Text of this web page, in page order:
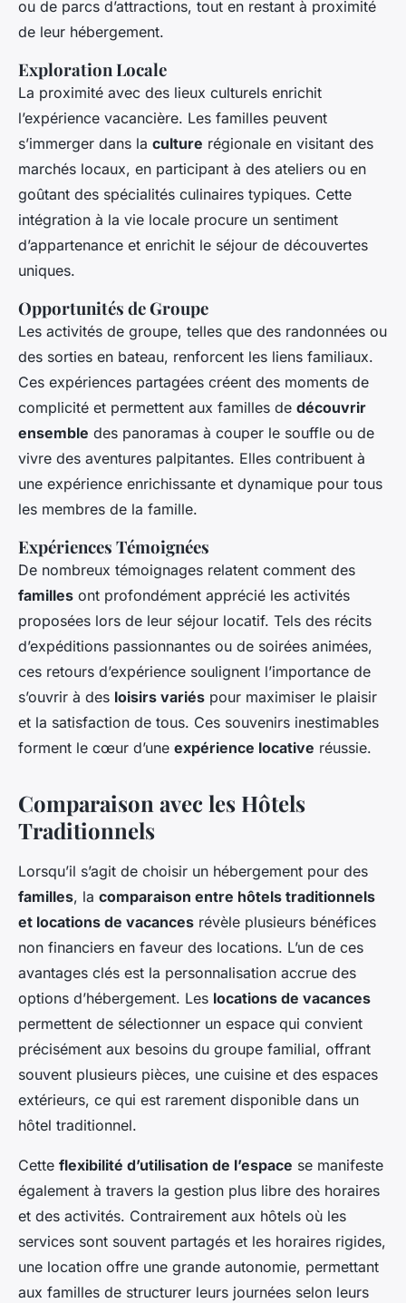
ou de parcs d’attractions, tout en restant à proximité
de leur hébergement.
Exploration Locale
La proximité avec des lieux culturels enrichit
l’expérience vacancière. Les familles peuvent
s’immerger dans la culture régionale en visitant des
marchés locaux, en participant à des ateliers ou en
goûtant des spécialités culinaires typiques. Cette
intégration à la vie locale procure un sentiment
d’appartenance et enrichit le séjour de découvertes
uniques.
Opportunités de Groupe
Les activités de groupe, telles que des randonnées ou
des sorties en bateau, renforcent les liens familiaux.
Ces expériences partagées créent des moments de
complicité et permettent aux familles de découvrir
ensemble des panoramas à couper le souffle ou de
vivre des aventures palpitantes. Elles contribuent à
une expérience enrichissante et dynamique pour tous
les membres de la famille.
Expériences Témoignées
De nombreux témoignages relatent comment des
familles ont profondément apprécié les activités
proposées lors de leur séjour locatif. Tels des récits
d’expéditions passionnantes ou de soirées animées,
ces retours d’expérience soulignent l’importance de
s’ouvrir à des loisirs variés pour maximiser le plaisir
et la satisfaction de tous. Ces souvenirs inestimables
forment le cœur d’une expérience locative réussie.
Comparaison avec les Hôtels
Traditionnels
Lorsqu’il s’agit de choisir un hébergement pour des
familles, la comparaison entre hôtels traditionnels
et locations de vacances révèle plusieurs bénéfices
non financiers en faveur des locations. L’un de ces
avantages clés est la personnalisation accrue des
options d’hébergement. Les locations de vacances
permettent de sélectionner un espace qui convient
précisément aux besoins du groupe familial, offrant
souvent plusieurs pièces, une cuisine et des espaces
extérieurs, ce qui est rarement disponible dans un
hôtel traditionnel.
Cette flexibilité d’utilisation de l’espace se manifeste
également à travers la gestion plus libre des horaires
et des activités. Contrairement aux hôtels où les
services sont souvent partagés et les horaires rigides,
une location offre une grande autonomie, permettant
aux familles de structurer leurs journées selon leurs